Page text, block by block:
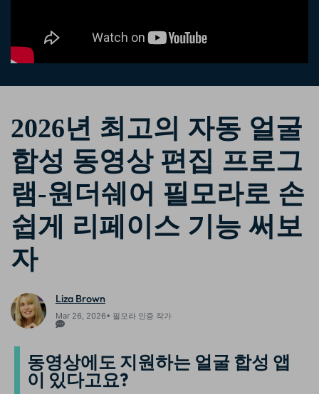
2026년 최고의 자동 얼굴
합성 동영상 편집 프로그
램-원더쉐어 필모라로 손
쉽게 리페이스 기능 써보
자
Liza Brown
Mar 26, 2026• 필모라 인증 작가
동영상에도 지원하는 얼굴 합성 앱
이 있다고요?